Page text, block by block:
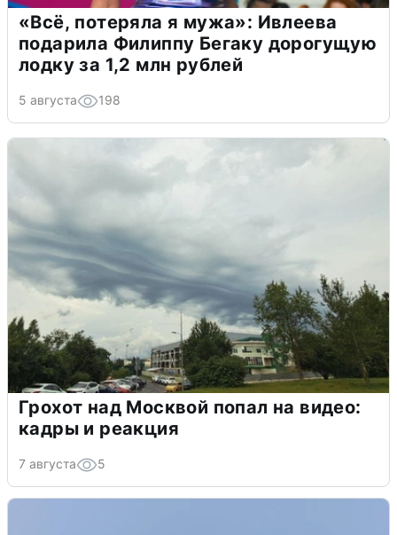
«Всё, потеряла я мужа»: Ивлеева
подарила Филиппу Бегаку дорогущую
лодку за 1,2 млн рублей
5 августа 198
Грохот над Москвой попал на видео:
кадры и реакция
7 августа 5